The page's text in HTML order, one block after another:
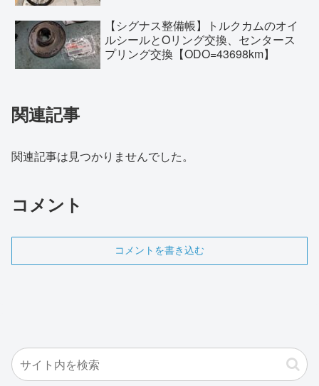
【シグナス整備帳】トルクカムのオイ
ルシールとOリング交換、センタース
プリング交換【ODO=43698km】
関連記事
関連記事は見つかりませんでした。
コメント
コメントを書き込む